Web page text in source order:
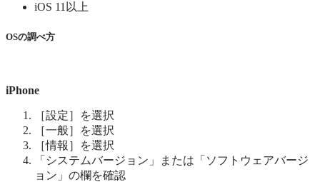
iOS 11以上
OSの調べ方
iPhone
［設定］を選択
［一般］を選択
［情報］を選択
「システムバージョン」または「ソフトウェアバージ
ョン」の欄を確認